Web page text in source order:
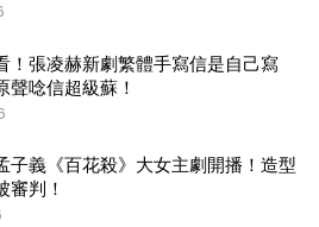
！張凌赫新劇繁體手寫信是自己寫
聲唸信超級蘇！
子義《百花殺》大女主劇開播！造型
審判！